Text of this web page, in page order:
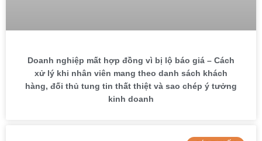
Doanh nghiệp mất hợp đồng vì bị lộ báo giá – Cách
xử lý khi nhân viên mang theo danh sách khách
hàng, đối thủ tung tin thất thiệt và sao chép ý tưởng
kinh doanh